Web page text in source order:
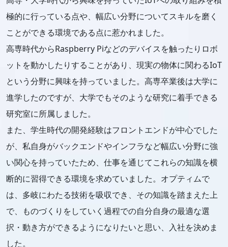
極的に行っている点や、幅広い分野についてスキルを磨く
ことができる環境である点に惹かれました。
高専時代からRaspberry Piなどのデバイスを触ったりロボ
ットを動かしたりすることがあり、現実の物体に関わるIoT
という分野に興味を持っていました。高専卒業後は大学に
進学したのですが、大学でもそのような研究に着手できる
研究室に所属しました。
また、学生時代の開発経験はフロントエンドが中心でした
が、私自身がバックエンドやインフラなど幅広い分野に強
い関心を持っていたため、仕事を通じてこれらの知識を横
断的に習得できる環境を求めていました。オプティムで
は、多岐にわたる技術を吸収でき、その知識を踏まえた上
で、ものづくりをしていく過程での自分自身の最適な選
択・動き方ができるようになりたいと思い、入社を決めま
した。